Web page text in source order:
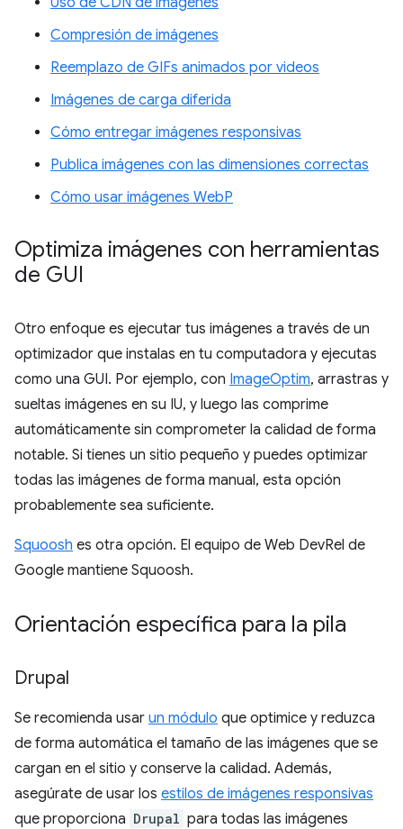
Compresión de imágenes
Reemplazo de GIFs animados por videos
Imágenes de carga diferida
Cómo entregar imágenes responsivas
Publica imágenes con las dimensiones correctas
Cómo usar imágenes WebP
Optimiza imágenes con herramientas
de GUI
Otro enfoque es ejecutar tus imágenes a través de un
optimizador que instalas en tu computadora y ejecutas
como una GUI. Por ejemplo, con ImageOptim, arrastras y
sueltas imágenes en su IU, y luego las comprime
automáticamente sin comprometer la calidad de forma
notable. Si tienes un sitio pequeño y puedes optimizar
todas las imágenes de forma manual, esta opción
probablemente sea suficiente.
Squoosh es otra opción. El equipo de Web DevRel de
Google mantiene Squoosh.
Orientación específica para la pila
Drupal
Se recomienda usar un módulo que optimice y reduzca
de forma automática el tamaño de las imágenes que se
cargan en el sitio y conserve la calidad. Además,
asegúrate de usar los estilos de imágenes responsivas
que proporciona Drupal para todas las imágenes